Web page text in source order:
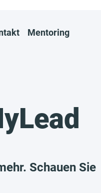
Mentoring
Schauen Sie